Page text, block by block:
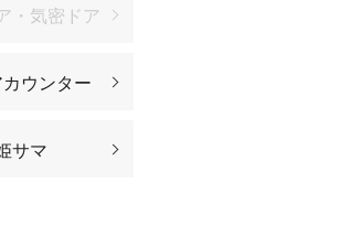
・気密ドア
ウンター
サマ